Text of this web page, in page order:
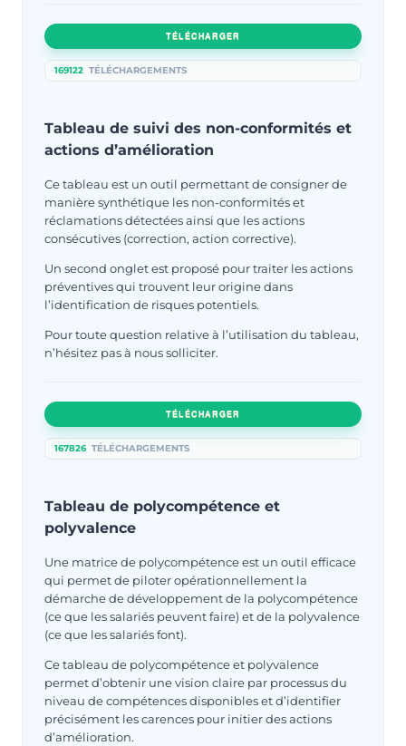
TÉLÉCHARGER
169122 TÉLÉCHARGEMENTS
Tableau de suivi des non-conformités et
actions d’amélioration
Ce tableau est un outil permettant de consigner de
manière synthétique les non-conformités et
réclamations détectées ainsi que les actions
consécutives (correction, action corrective).
Un second onglet est proposé pour traiter les actions
préventives qui trouvent leur origine dans
l’identification de risques potentiels.
Pour toute question relative à l’utilisation du tableau,
n’hésitez pas à nous solliciter.
TÉLÉCHARGER
167826 TÉLÉCHARGEMENTS
Tableau de polycompétence et
polyvalence
Une matrice de polycompétence est un outil efficace
qui permet de piloter opérationnellement la
démarche de développement de la polycompétence
(ce que les salariés peuvent faire) et de la polyvalence
(ce que les salariés font).
Ce tableau de polycompétence et polyvalence
permet d’obtenir une vision claire par processus du
niveau de compétences disponibles et d’identifier
précisément les carences pour initier des actions
d’amélioration.